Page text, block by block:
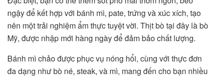
ngậy để kết hợp với bánh mì, pate, trứng và xúc xích, tạo
nên một trải nghiệm ẩm thực tuyệt vời. Thịt bò tại đây là bò
Mỹ, được nhập mới hàng ngày để đảm bảo chất lượng.
Bánh mì chảo được phục vụ nóng hổi, cùng với thực đơn
đa dạng như bò né, steak, và mì, mang đến cho bạn nhiều